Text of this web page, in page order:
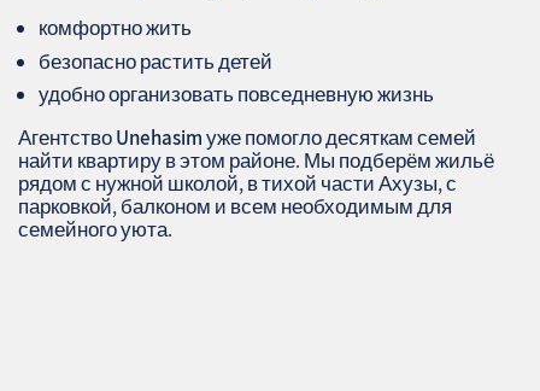
комфортно жить
безопасно растить детей
удобно организовать повседневную жизнь
АгентствоUnehasimуже помогло десяткам семей
найти квартиру в этом районе. Мы подберём жильё
рядом с нужной школой, в тихой части Ахузы, с
парковкой, балконом и всем необходимым для
семейного уюта.